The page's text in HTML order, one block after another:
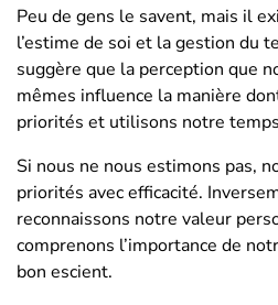
Peu de gens le savent, mais il
l’estime de soi et la gestion du
suggère que la perception que
mêmes influence la manière
priorités et utilisons notre
Si nous ne nous estimons pas,
priorités avec efficacité.
reconnaissons notre valeur
comprenons l’importance de
bon escient.